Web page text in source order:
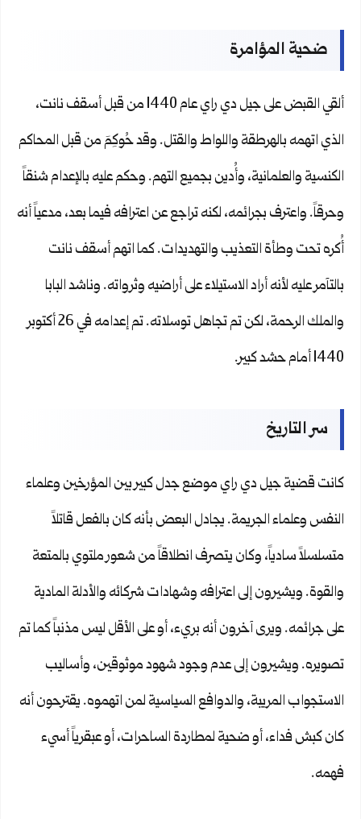
ضحية المؤامرة
ألقي القبض على جيل دي راي عام 1440 من قبل أسقف نانت،
الذي اتهمه بالهرطقة واللواط والقتل. وقد حُوكِمَ من قبل المحاكم
الكنسية والعلمانية، وأُدين بجميع التهم. وحكم عليه بالإعدام شنقاً
وحرقاً. واعترف بجرائمه، لكنه تراجع عن اعترافه فيما بعد، مدعياً أنه
أُكره تحت وطأة التعذيب والتهديدات. كما اتهم أسقف نانت
بالتآمر عليه لأنه أراد الاستيلاء على أراضيه وثرواته. وناشد البابا
والملك الرحمة، لكن تم تجاهل توسلاته. تم إعدامه في 26 أكتوبر
1440 أمام حشد كبير.
سر التاريخ
كانت قضية جيل دي راي موضع جدل كبير بين المؤرخين وعلماء
النفس وعلماء الجريمة. يجادل البعض بأنه كان بالفعل قاتلاً
متسلسلاً سادياً، وكان يتصرف انطلاقاً من شعور ملتوي بالمتعة
والقوة. ويشيرون إلى اعترافه وشهادات شركائه والأدلة المادية
على جرائمه. ويرى آخرون أنه بريء، أو على الأقل ليس مذنباً كما تم
تصويره. ويشيرون إلى عدم وجود شهود موثوقين، وأساليب
الاستجواب المريبة، والدوافع السياسية لمن اتهموه. يقترحون أنه
كان كبش فداء، أو ضحية لمطاردة الساحرات، أو عبقرياً أسيء
فهمه.